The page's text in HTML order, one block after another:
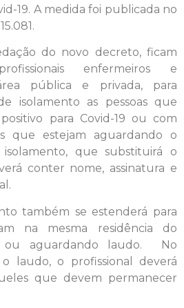
19. A medida foi publicada no
do novo decreto, ficam
enfermeiros e
pública e privada, para
isolamento as pessoas que
para Covid-19 ou com
que estejam aguardando o
que substituirá o
conter nome, assinatura e
também se estenderá para
na mesma residência do
ou aguardando laudo. No
laudo, o profissional deverá
que devem permanecer